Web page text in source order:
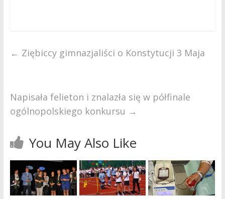
← Ziębiccy gimnazjaliści o Konstytucji 3 Maja
Napisała felieton i znalazła się w półfinale
ogólnopolskiego konkursu →
You May Also Like